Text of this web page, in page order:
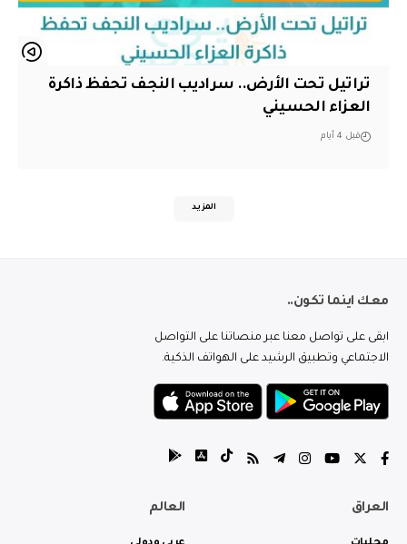
تراتيل تحت الأرض.. سراديب النجف تحفظ ذاكرة
العزاء الحسيني
قبل 4 أيام
المزيد
معك اينما تكون..
ابقى على تواصل معنا عبر منصاتنا على التواصل
الاجتماعي وتطبيق الرشيد على الهواتف الذكية.
العراق العالم